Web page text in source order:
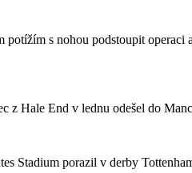
s nohou podstoupit
z Hale End v lednu odešel do
Stadium porazil v derby